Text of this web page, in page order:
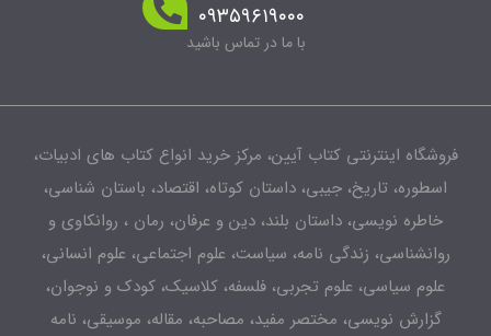
۰۹۳۵۹۶۱۹۰۰۰
با ما در تماس باشید
فروشگاه اینترنتی کتاب آیین، مرکز خرید انواع کتاب های ادبیات،
اسطوره، تاریخ، جیبی، داستان کوتاه، اقتصاد، باستان شناسی،
خاطره نویسی، داستان بلند، دین و عرفان، رمان ، روانکاوی و
روانشناسی، زندگی نامه، سیاست، علوم اجتماعی، علوم انسانی،
علوم سیاسی، علوم تجربی، فلسفه، کلاسیک، کودک و نوجوان،
گزارش نویسی، مختصر مفید، مصاحبه، مقاله، موسیقی، نامه